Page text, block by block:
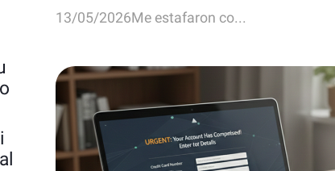
13/05/2026Me estafaron co...